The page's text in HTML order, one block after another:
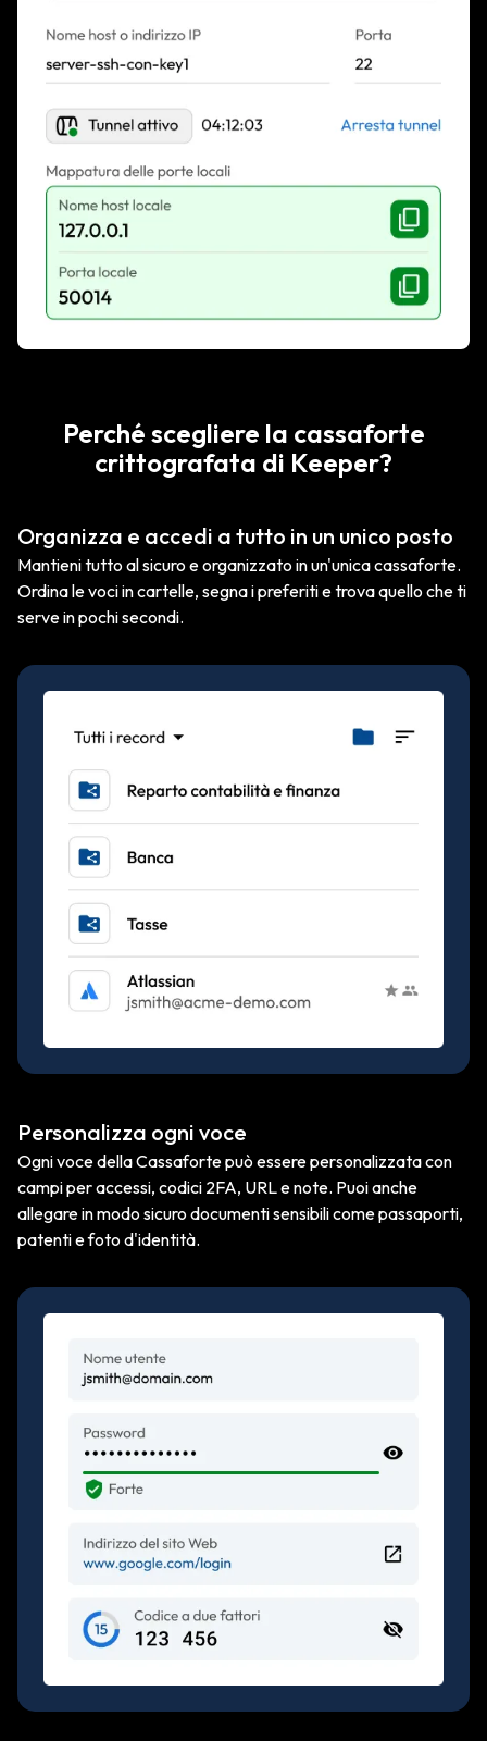
Perché scegliere la cassaforte
crittografata di Keeper?
Organizza e accedi a tutto in un unico posto
Mantieni tutto al sicuro e organizzato in un'unica cassaforte.
Ordina le voci in cartelle, segna i preferiti e trova quello che ti
serve in pochi secondi.
Personalizza ogni voce
Ogni voce della Cassaforte può essere personalizzata con
campi per accessi, codici 2FA, URL e note. Puoi anche
allegare in modo sicuro documenti sensibili come passaporti,
patenti e foto d'identità.